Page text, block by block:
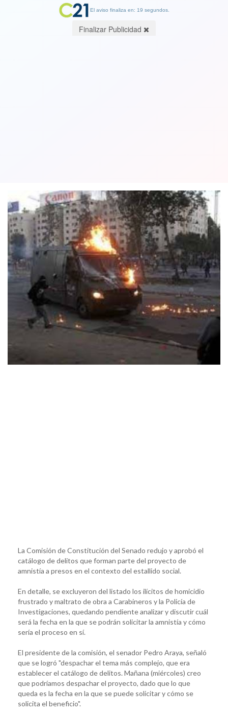
La Comisión de Constitución del Senado redujo y aprobó el
catálogo de delitos que forman parte del proyecto de
amnistía a presos en el contexto del estallido social.
En detalle, se excluyeron del listado los ilícitos de homicidio
frustrado y maltrato de obra a Carabineros y la Policía de
Investigaciones, quedando pendiente analizar y discutir cuál
será la fecha en la que se podrán solicitar la amnistía y cómo
sería el proceso en sí.
El presidente de la comisión, el senador Pedro Araya, señaló
que se logró "despachar el tema más complejo, que era
establecer el catálogo de delitos. Mañana (miércoles) creo
que podríamos despachar el proyecto, dado que lo que
queda es la fecha en la que se puede solicitar y cómo se
solicita el beneficio".
El aviso finaliza en: 19 segundos.
Finalizar Publicidad